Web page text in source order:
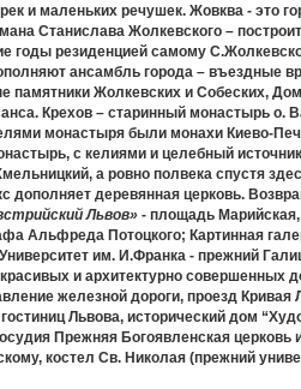
и маленьких речушек. Жовква - это
Станислава Жолкевского –
годы резиденцией самому
ансамбль города – въездные
памятники Жолкевских и Собеских,
Крехов – старинный монастырь о.
монастыря были монахи Киево-
с келиями и целебный
а ровно полвека спустя
дополняет деревянная церковь.
Львов» - площадь
Альфреда Потоцкого; Картинная
им. И.Франка - прежний
и архитектурно совершенных
железной дороги, проезд
Львова, исторический дом
Прежняя Богоявленская церковь
костел Св. Николая (прежний